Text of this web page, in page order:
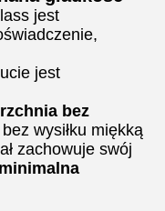
jest
jest
bez
wysiłku miękką
zachowuje swój
minimalna